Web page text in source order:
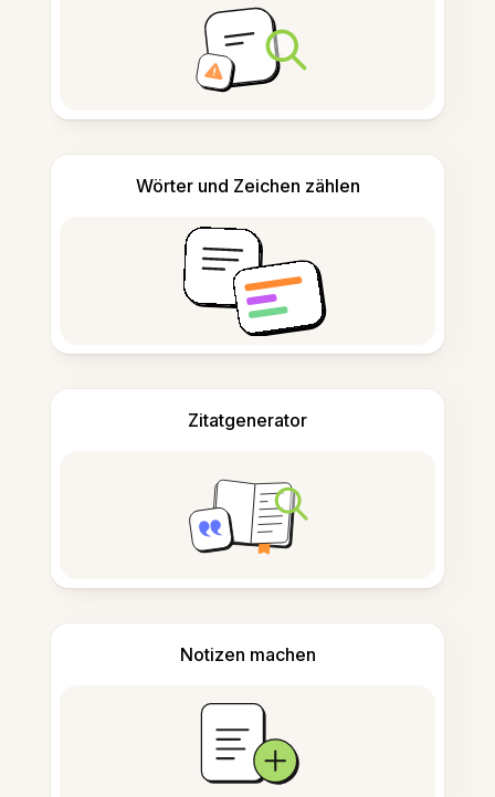
Wörter und Zeichen zählen
Zitatgenerator
Notizen machen